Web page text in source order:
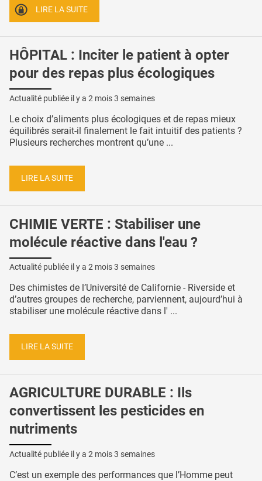
LIRE LA SUITE
HÔPITAL : Inciter le patient à opter
pour des repas plus écologiques
Actualité publiée il y a 2 mois 3 semaines
Le choix d’aliments plus écologiques et de repas mieux
équilibrés serait-il finalement le fait intuitif des patients ?
Plusieurs recherches montrent qu’une ...
LIRE LA SUITE
CHIMIE VERTE : Stabiliser une
molécule réactive dans l'eau ?
Actualité publiée il y a 2 mois 3 semaines
Des chimistes de l’Université de Californie - Riverside et
d’autres groupes de recherche, parviennent, aujourd’hui à
stabiliser une molécule réactive dans l' ...
LIRE LA SUITE
AGRICULTURE DURABLE : Ils
convertissent les pesticides en
nutriments
Actualité publiée il y a 2 mois 3 semaines
C’est un exemple des performances que l’Homme peut